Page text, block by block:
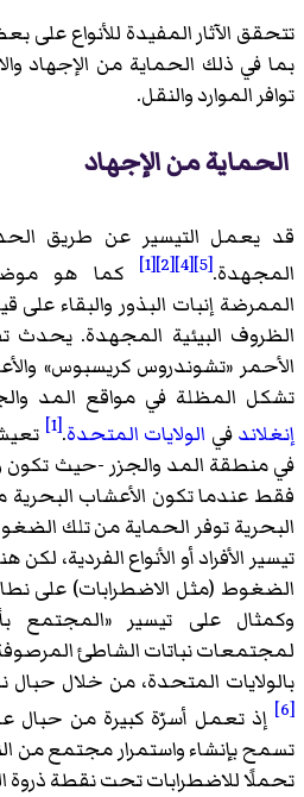
تتحقق الآثار المفيدة للأنواع
بما في ذلك الحماية من الإجهاد
توافر الموارد والنقل.
الحماية من الإجهاد
قد يعمل التيسير عن طريق الحد
المجهدة.[5]
[4]
[2]
[1]
كما هو موضح
الممرضة إنبات البذور والبقاء
الظروف البيئية المجهدة. يحدث
الأحمر «تشوندروس كريسبوس»
تشكل المظلة في مواقع المد
إنغلاندفي الولايات المتحدة.
[1]
في منطقة المد والجزر -حيث تكون
فقط عندما تكون الأعشاب
البحرية توفر الحماية من تلك
تيسير الأفراد أو الأنواع الفردية،
الضغوط (مثل الاضطرابات) على
وكمثال على تيسير «المجتمع
لمجتمعات نباتات الشاطئ
بالولايات المتحدة، من خلال حبال
[6]
إذ تعمل أسرّة كبيرة من حبال
تسمح بإنشاء واستمرار مجتمع من
تحملًا للاضطرابات تحت نقطة ذروة